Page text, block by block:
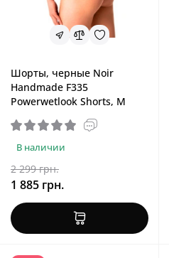
Шорты, черные Noir
Handmade F335
Powerwetlook Shorts, M
В наличии
2 299 грн.
1 885 грн.